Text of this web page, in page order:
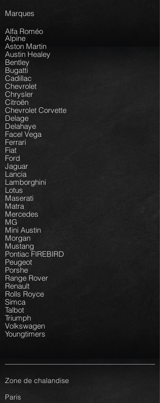
Marques
Alfa Roméo
Alpine
Aston Martin
Austin Healey
Bentley
Bugatti
Cadillac
Chevrolet
Chrysler
Citroën
Chevrolet Corvette
Delage
Delahaye
Facel Vega
Ferrari
Fiat
Ford
Jaguar
Lancia
Lamborghini
Lotus
Maserati
Matra
Mercedes
MG
Mini Austin
Morgan
Mustang
Pontiac FIREBIRD
Peugeot
Porshe
Range Rover
Renault
Rolls Royce
Simca
Talbot
Triumph
Volkswagen
Youngtimers
Zone de chalandise
Paris